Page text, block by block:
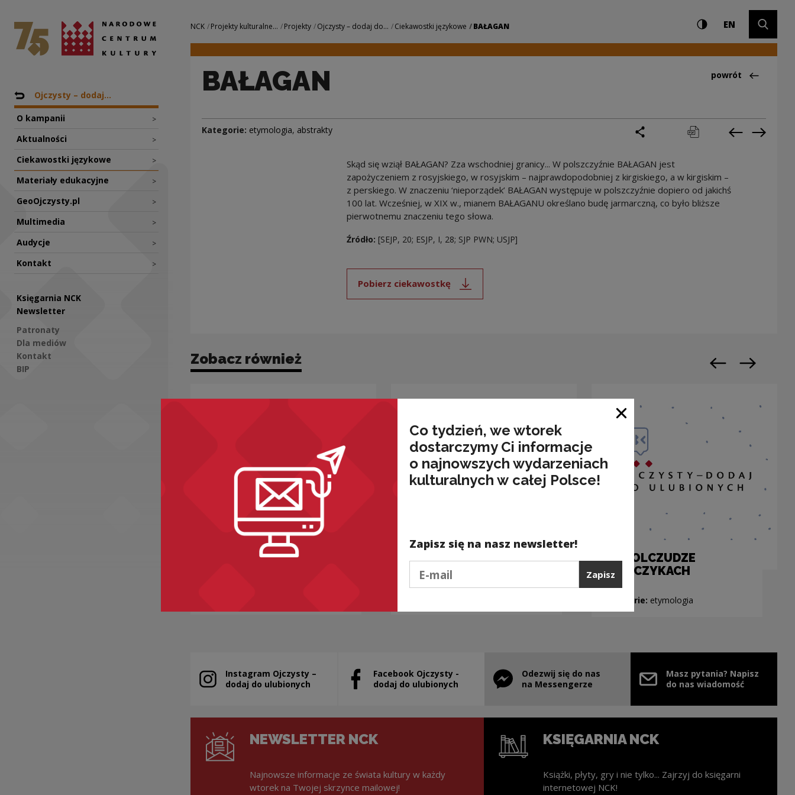
BAŁAGAN | Narodowe Centrum Kultury
Narodowe Centrum Kultury
Nawigacja
Powrót do: Projekty
Ojczysty – dodaj...
O kampanii >
Aktualności >
Ciekawostki językowe >
Materiały edukacyjne >
GeoOjczysty.pl >
Multimedia >
Audycje >
Kontakt >
Księgarnia NCK
Newsletter
Patronaty
Dla mediów
Kontakt
BIP
Nawigacja
NCK Projekty kulturalne... Projekty Ojczysty – dodaj do... Ciekawostki językowe BAŁAGAN Ustawienia iWysoki kontrast
ENCHANGE
BAŁAGAN Powrót
powrót
Kategorie: etymologia, abstrakty podziel się
drukuj pobierz Poprzednia
Skąd się wziął BAŁAGAN? Zza wschodniej granicy... W polszczyźnie BAŁAGAN jest
zapożyczeniem z rosyjskiego, w rosyjskim – najprawdopodobniej z kirgiskiego, a w kirgiskim –
z perskiego. W znaczeniu ‘nieporządek’ BAŁAGAN występuje w polszczyźnie dopiero od jakichś
100 lat. Wcześniej, w XIX w., mianem BAŁAGANU określano budę jarmarczną, co było bliższe
pierwotnemu znaczeniu tego słowa.
Źródło: [SEJP, 20; ESJP, I, 28; SJP PWN; USJP]
Pobierz ciekawostkę
Uwaga, link zostanie otwarty w nowym oknie
Zobacz również
...GDZIE PIEPRZ ROŚNIE!
Kategorie:etymologia, frazeologia,
...w KOLCZUDZE
i KOLCZYKACH
Kategorie: etymologia
Poprzedni slajd
Następny
Instagram Ojczysty –
dodaj do ulubionych
Uwaga, link zostanie otwarty w nowym oknie
Facebook Ojczysty -
dodaj do ulubionych
Uwaga, link zostanie otwarty w nowym oknie
Odezwij się do nas
na Messengerze
Uwaga, link zostanie otwarty w nowym oknie
Masz pytania? Napisz
do nas wiadomość
NEWSLETTER NCK
Najnowsze informacje ze świata kultury w każdy
wtorek na Twojej skrzynce mailowej!
KSIĘGARNIA NCK
Książki, płyty, gry i nie tylko... Zajrzyj do księgarni
internetowej NCK!
Zamknij okno
Co tydzień, we wtorek
dostarczymy Ci informacje
o najnowszych wydarzeniach
kulturalnych w całej Polsce!
Zapisz się na nasz newsletter!
Zapisz